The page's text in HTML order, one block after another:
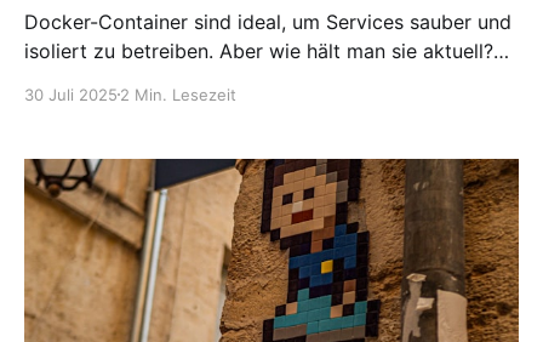
Docker-Container sind ideal, um Services sauber und
isoliert zu betreiben. Aber wie hält man sie aktuell?
Containers ist auf Dauer mühsam – genau hier kommt
man Container vollautomatisch aktualisieren lassen,
inklusive Benachrichtigung per E-Mail – und das mit
nur
30 Juli 2025 2 Min. Lesezeit